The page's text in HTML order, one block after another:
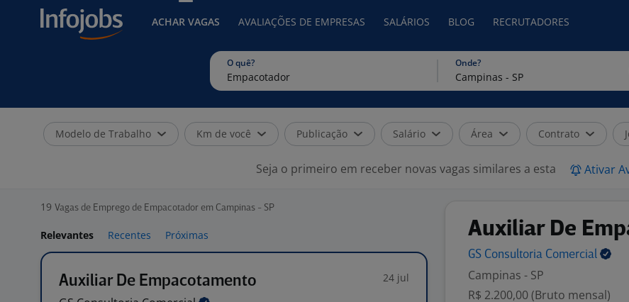
ACHAR VAGAS AVALIAÇÕES DE EMPRESAS SALÁRIOS BLOG RECRUTADORES
O quê? Onde?
Modelo de Trabalho Km de você Publicação Salário Área Contrato
Seja o primeiro em receber novas vagas similares a esta Ativar
19 Vagas de Emprego de Empacotador em Campinas - SP
Relevantes Recentes Próximas
Auxiliar De Empacotamento 24 jul
Auxiliar De
GS Consultoria Comercial
Campinas - SP
R$ 2.200,00 (Bruto mensal)